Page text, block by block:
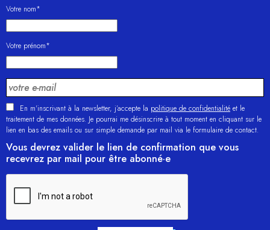
Votre nom*
Votre prénom*
En m'inscrivant à la newsletter, j’accepte la politique de confidentialité et le
traitement de mes données. Je pourrai me désinscrire à tout moment en cliquant sur le
lien en bas des emails ou sur simple demande par mail via le formulaire de contact.
Vous devrez valider le lien de confirmation que vous
recevrez par mail pour être abonné·e